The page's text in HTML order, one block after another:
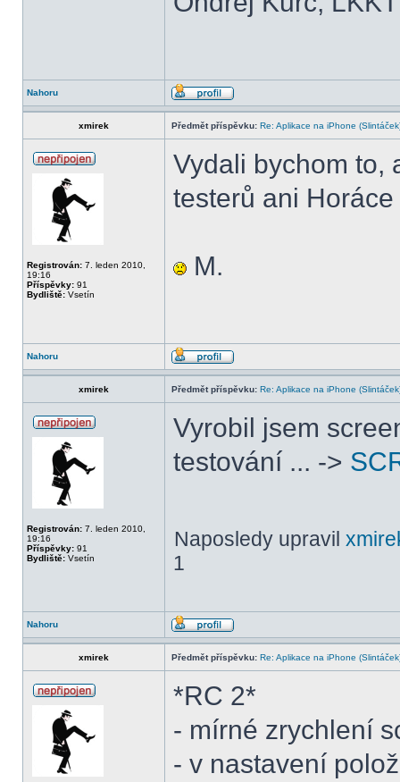
Nahoru
xmirek Předmět příspěvku: Re: Aplikace na iPhone
Registrován: 7. leden 2010,
19:16
Příspěvky: 91
Bydliště: Vsetín
Vydali bychom to,
testerů ani Horáce
M.
Nahoru
xmirek Předmět příspěvku: Re: Aplikace na iPhone
Registrován: 7. leden 2010,
19:16
Příspěvky: 91
Bydliště: Vsetín
Vyrobil jsem
testování ... ->
Naposledy upravil
1
Nahoru
xmirek Předmět příspěvku: Re: Aplikace na iPhone
*RC 2*
- mírné zrychlení
- v nastavení